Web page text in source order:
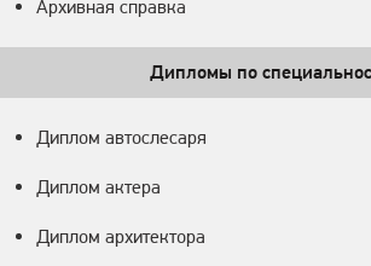
Архивная справка
Дипломы по
Диплом автослесаря
Диплом актера
Диплом архитектора